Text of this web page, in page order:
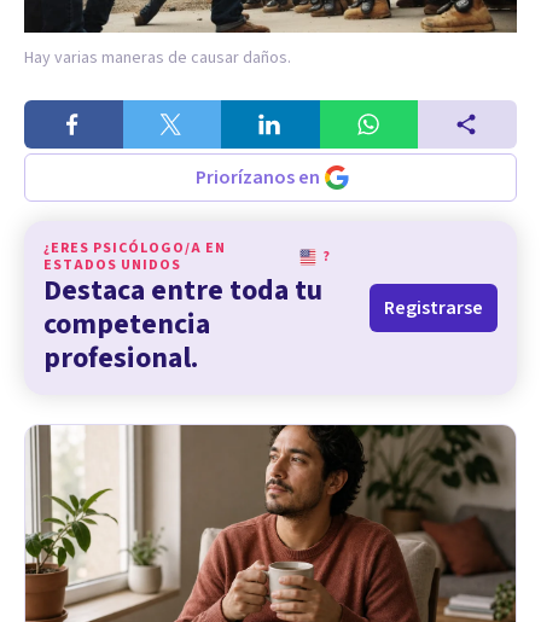
Hay varias maneras de causar daños.
Priorízanos en
¿ERES PSICÓLOGO/A EN
ESTADOS UNIDOS
?
Destaca entre toda tu
competencia
profesional.
Registrarse